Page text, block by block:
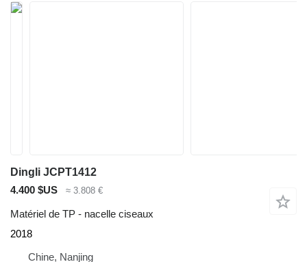
Dingli JCPT1412
4.400 $US
≈ 3.808 €
Matériel de TP - nacelle ciseaux
2018
Chine, Nanjing